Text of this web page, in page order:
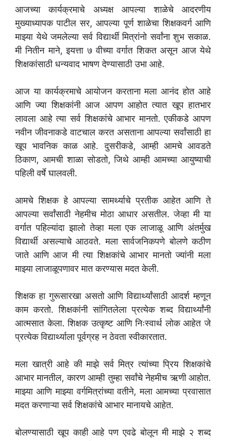
आजच्या कार्यक्रमाचे अध्यक्ष आपल्या शाळेचे आदरणीय
मुख्याध्यापक पाटील सर, आपल्या पूर्ण शाळेचा शिक्षकवर्ग आणि
माझ्या येथे जमलेल्या सर्व विद्यार्थी मित्रांनो सर्वांना शुभ सकाळ.
मी नितीन माने, इयत्ता ७ वीच्या वर्गात शिकत असून आज येथे
शिक्षकांसाठी धन्यवाद भाषण देण्यासाठी उभा आहे.
आज या कार्यक्रमाचे आयोजन करताना मला आनंद होत आहे
आणि ज्या शिक्षकांनी आज आपण आहोत त्यात खूप हातभार
लावला आहे त्या सर्व शिक्षकांचे आभार मानतो. एकीकडे आपण
नवीन जीवनाकडे वाटचाल करत असताना आपल्या सर्वांसाठी हा
खूप भावनिक काळ आहे. दुसरीकडे, आम्ही आमचे आवडते
ठिकाण, आमची शाळा सोडतो, जिथे आम्ही आमच्या आयुष्याची
पहिली वर्षे घालवली.
आमचे शिक्षक हे आपल्या सामर्थ्याचे प्रतीक आहेत आणि ते
आपल्या सर्वांसाठी नेहमीच मोठा आधार असतील. जेव्हा मी या
वर्गात पहिल्यांदा झालो तेव्हा मला एक लाजाळू आणि अंतर्मुख
विद्यार्थी असल्याचे आठवते. मला सार्वजनिकपणे बोलणे कठीण
जाते आणि आज मी त्या शिक्षकांचे आभार मानतो ज्यांनी मला
माझ्या लाजाळूपणावर मात करण्यास मदत केली.
शिक्षक हा गुरूसारखा असतो आणि विद्यार्थ्यांसाठी आदर्श म्हणून
काम करतो. शिक्षकांनी सांगितलेला प्रत्येक शब्द विद्यार्थ्यांनी
आत्मसात केला. शिक्षक उत्कृष्ट आणि निःस्वार्थ लोक आहेत जे
प्रत्येक विद्यार्थ्याला पूर्वग्रह न ठेवता स्वीकारतात.
मला खात्री आहे की माझे सर्व मित्र त्यांच्या प्रिय शिक्षकांचे
आभार मानतील, कारण आम्ही तुम्हा सर्वांचे नेहमीच ऋणी आहोत.
माझ्या आणि माझ्या वर्गमित्रांच्या वतीने, मला आमच्या प्रवासात
मदत करणाऱ्या सर्व शिक्षकांचे आभार मानायचे आहेत.
बोलण्यासाठी खूप काही आहे पण एवढे बोलून मी माझे २ शब्द